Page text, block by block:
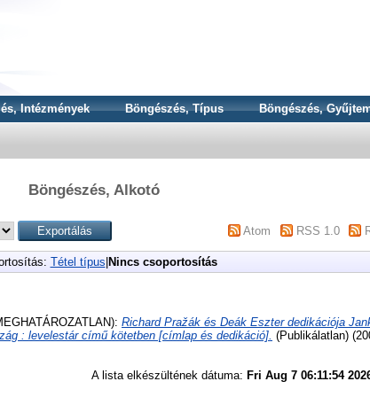
Intézmények Böngészés, Típus Böngészés,
Böngészés, Alkotó
Atom RSS 1.0
Tétel típus Nincs csoportosítás
Richard Pražák és Deák Eszter dedikációja
: levelestár című kötetben [címlap és dedikáció]. (Publikálatlan)
A lista elkészültének dátuma: Fri Aug 7 06:11:54